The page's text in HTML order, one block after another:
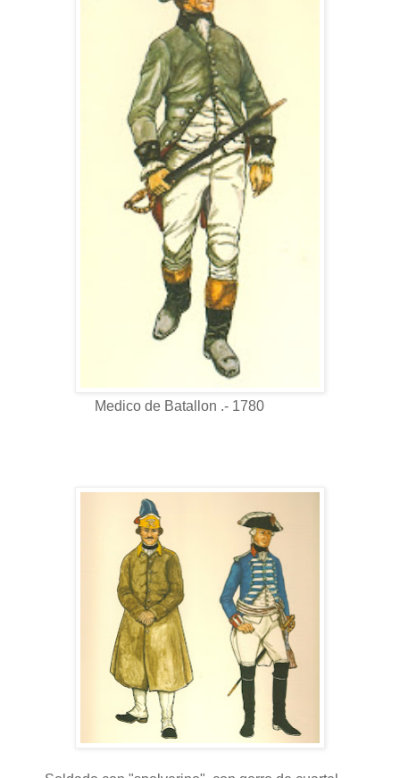
Medico de Batallon .- 1780